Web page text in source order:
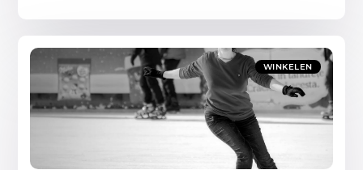
WINKELEN